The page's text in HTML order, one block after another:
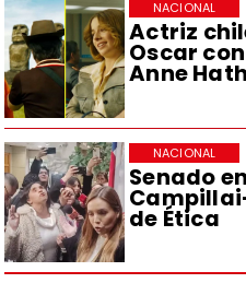
Actriz
Oscar
Anne
NACIONAL
Senado
de Ética
NACIONAL